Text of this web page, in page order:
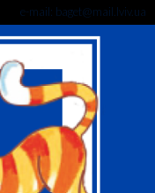
mail: baget@mail.lviv.ua